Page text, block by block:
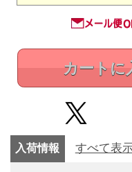
カートに
入荷情報 すべて表